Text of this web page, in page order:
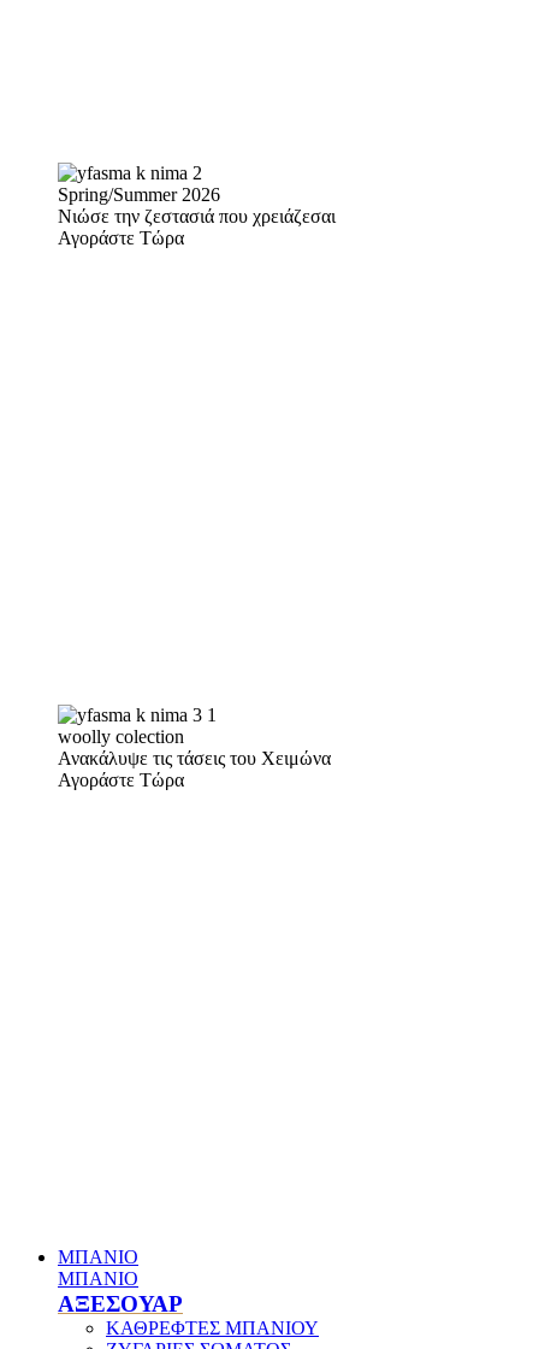
Spring/Summer 2026
Νιώσε την ζεστασιά που χρειάζεσαι
Αγοράστε Τώρα
woolly colection
Ανακάλυψε τις τάσεις του Χειμώνα
Αγοράστε Τώρα
ΜΠΑΝΙΟ
ΜΠΑΝΙΟ
ΑΞΕΣΟΥΑΡ
ΚΑΘΡΕΦΤΕΣ ΜΠΑΝΙΟΥ